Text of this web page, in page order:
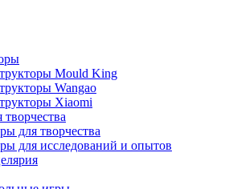
Mould King
Wangao
Xiaomi
для творчества
для исследований и опытов